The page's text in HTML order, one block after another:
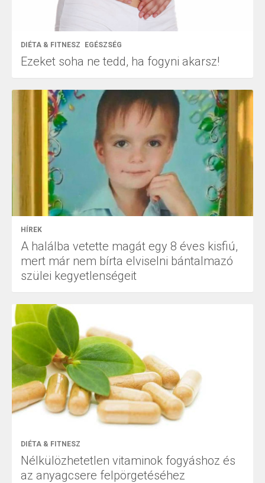
DIÉTA & FITNESZ EGÉSZSÉG
Ezeket soha ne tedd, ha fogyni akarsz!
HÍREK
A halálba vetette magát egy 8 éves kisfiú,
mert már nem bírta elviselni bántalmazó
szülei kegyetlenségeit
DIÉTA & FITNESZ
Nélkülözhetetlen vitaminok fogyáshoz és
az anyagcsere felpörgetéséhez